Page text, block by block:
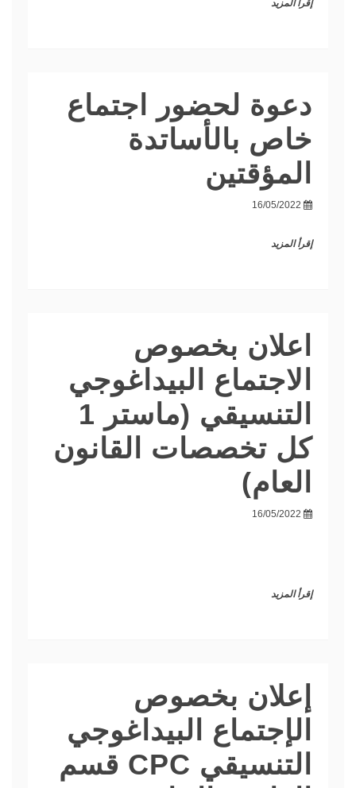
إقرأ المزيد
دعوة لحضور اجتماع
خاص بالأساتدة
المؤقتين
16/05/2022
إقرأ المزيد
اعلان بخصوص
الاجتماع البيداغوجي
التنسيقي (ماستر 1
كل تخصصات القانون
العام)
16/05/2022
إقرأ المزيد
إعلان بخصوص
الإجتماع البيداغوجي
التنسيقي CPC قسم